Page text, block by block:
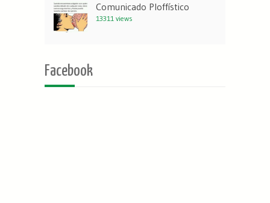
Comunicado Ploffístico
13311 views
Facebook